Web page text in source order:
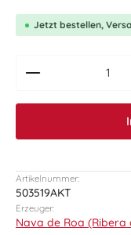
Jetzt bestellen,
Artikelnummer:
503519AKT
Erzeuger:
Nava de Roa (Ribera